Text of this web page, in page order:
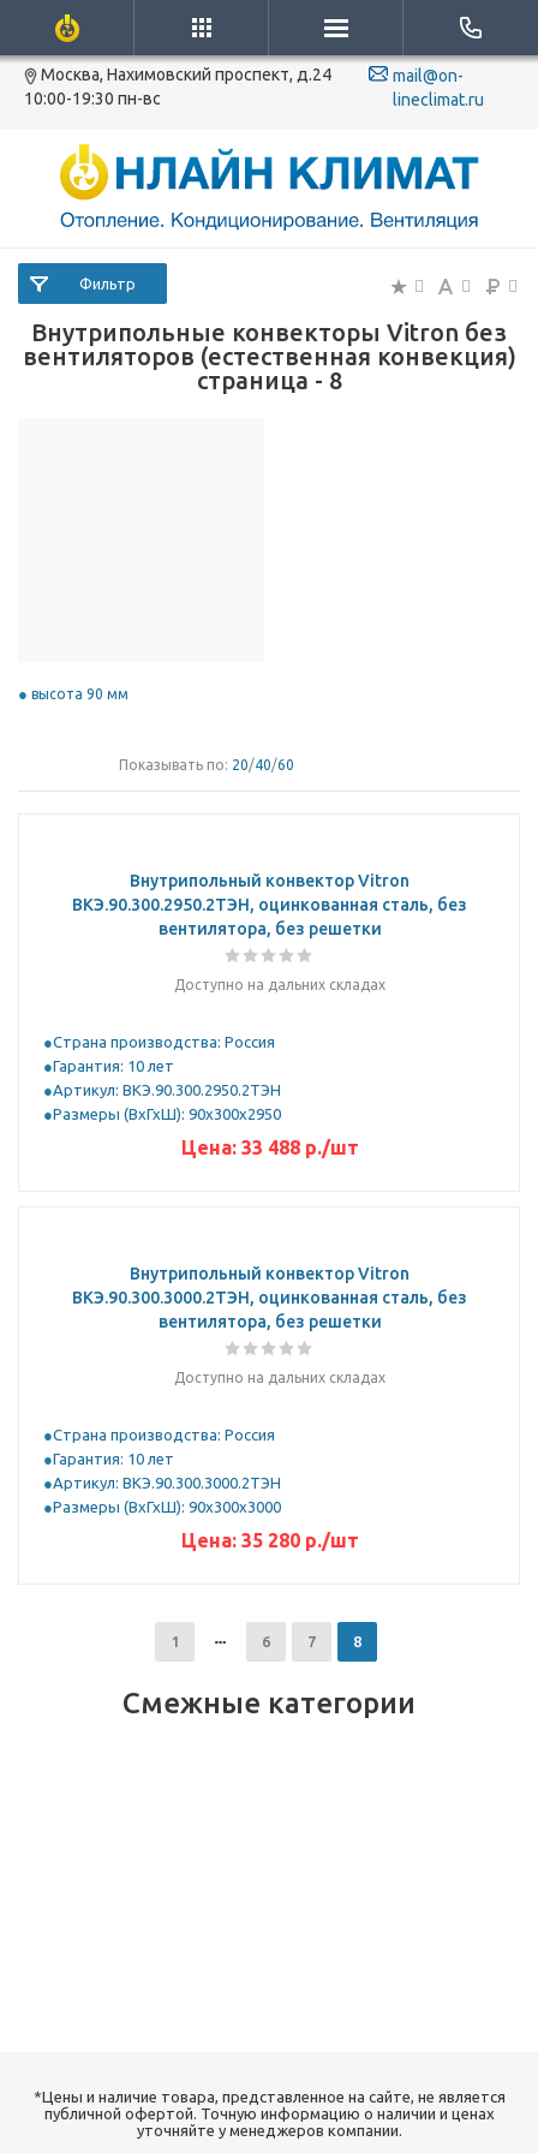
Москва, Нахимовский проспект, д.24
10:00-19:30 пн-вс
mail@on-
lineclimat.ru
Внутрипольные конвекторы Vitron без
вентиляторов (естественная конвекция)
страница - 8
высота 90 мм
Фильтр
Показывать по: 20/40/60
Внутрипольный конвектор Vitron
ВКЭ.90.300.2950.2ТЭН, оцинкованная сталь, без
вентилятора, без решетки
Доступно на дальних складах
Страна производства: Россия
Гарантия: 10 лет
Артикул: ВКЭ.90.300.2950.2ТЭН
Размеры (ВхГхШ): 90х300х2950
Цена: 33 488р./шт
Внутрипольный конвектор Vitron
ВКЭ.90.300.3000.2ТЭН, оцинкованная сталь, без
вентилятора, без решетки
Доступно на дальних складах
Страна производства: Россия
Гарантия: 10 лет
Артикул: ВКЭ.90.300.3000.2ТЭН
Размеры (ВхГхШ): 90х300х3000
Цена: 35 280р./шт
1 6 7 8
Смежные категории
*Цены и наличие товара, представленное на сайте, не является
публичной офертой. Точную информацию о наличии и ценах
уточняйте у менеджеров компании.